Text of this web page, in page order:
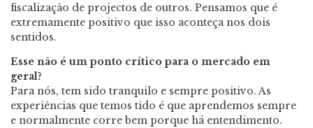
fiscalização de projectos de outros. Pensamos que é
extremamente positivo que isso aconteça nos dois
sentidos.
Esse não é um ponto crítico para o mercado em
geral?
Para nós, tem sido tranquilo e sempre positivo. As
experiências que temos tido é que aprendemos sempre
e normalmente corre bem porque há entendimento.